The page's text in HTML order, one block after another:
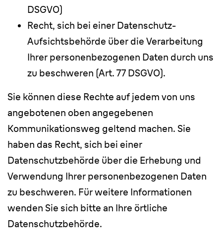
DSGVO)
Recht, sich bei einer Datenschutz-
Aufsichtsbehörde über die Verarbeitung
Ihrer personenbezogenen Daten durch uns
zu beschweren (Art. 77 DSGVO).
Sie können diese Rechte auf jedem von uns
angebotenen oben angegebenen
Kommunikationsweg geltend machen. Sie
haben das Recht, sich bei einer
Datenschutzbehörde über die Erhebung und
Verwendung Ihrer personenbezogenen Daten
zu beschweren. Für weitere Informationen
wenden Sie sich bitte an Ihre örtliche
Datenschutzbehörde.